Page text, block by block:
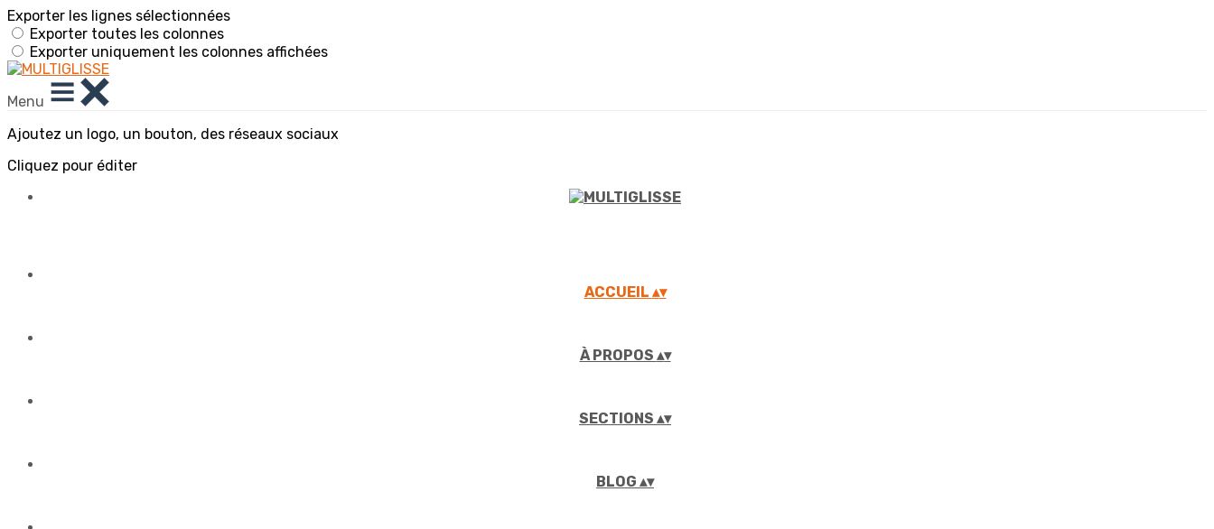
Exporter les lignes sélectionnées
Exporter toutes les colonnes
Exporter uniquement les colonnes affichées
Menu
Ajoutez un logo, un bouton, des réseaux sociaux
Cliquez pour éditer
ACCUEIL ▴▾
À PROPOS ▴▾
SECTIONS ▴▾
BLOG ▴▾